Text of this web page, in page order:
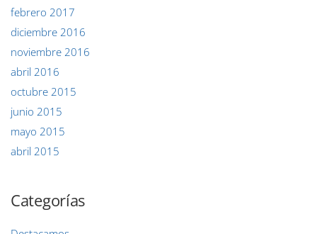
febrero 2017
diciembre 2016
noviembre 2016
abril 2016
octubre 2015
junio 2015
mayo 2015
abril 2015
Categorías